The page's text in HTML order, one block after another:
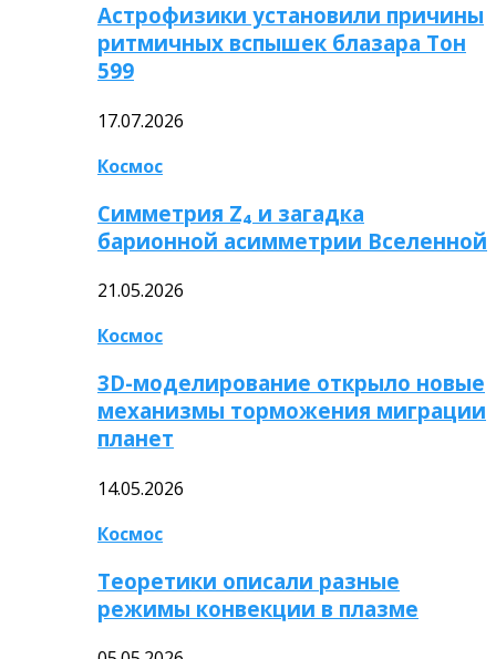
Астрофизики установили причины
ритмичных вспышек блазара Тон
599
17.07.2026
Космос
Симметрия Z₄ и загадка
барионной асимметрии Вселенной
21.05.2026
Космос
3D-моделирование открыло новые
механизмы торможения миграции
планет
14.05.2026
Космос
Теоретики описали разные
режимы конвекции в плазме